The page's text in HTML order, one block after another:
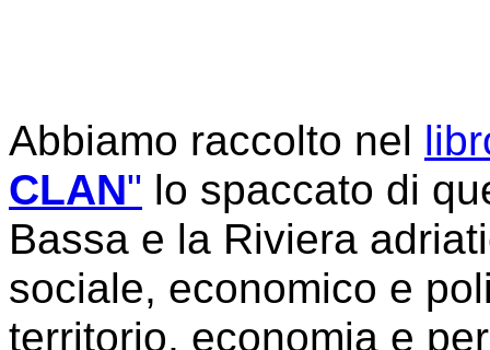
Abbiamo raccolto nel
CLAN" lo spaccato di
Bassa e la Riviera
sociale, economico e
territorio, economia e